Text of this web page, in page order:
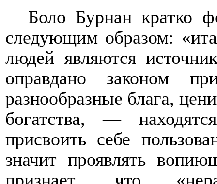
Боло Бурнан кратко
следующим образом:
людей являются
оправдано законом
разнообразные блага,
богатства, —
присвоить себе
значит проявлять
признает, что